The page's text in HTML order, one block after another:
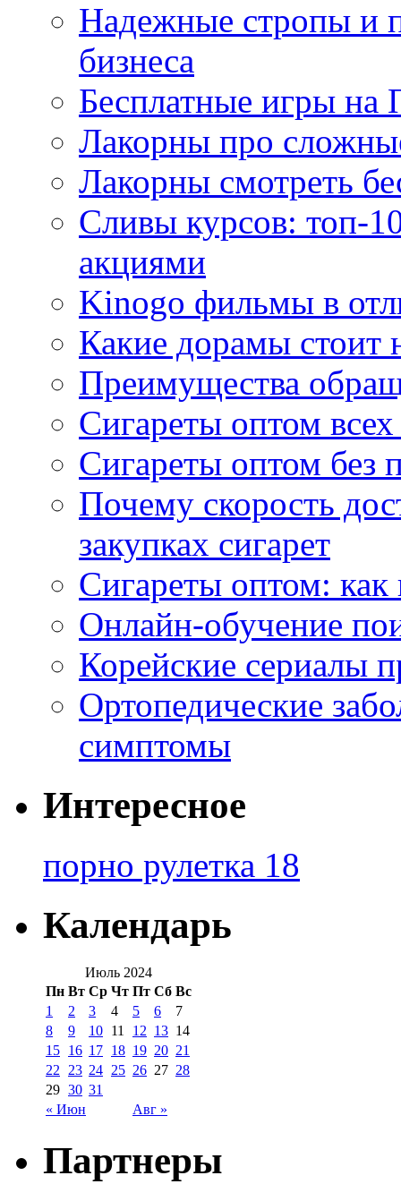
Надежные стропы и
бизнеса
Бесплатные игры на
Лакорны про
Лакорны смотреть
Сливы курсов: топ-
акциями
Kinogo фильмы в
Какие дорамы стоит
Преимущества
Сигареты оптом
Сигареты оптом без
Почему скорость
закупках сигарет
Сигареты оптом:
Онлайн-обучение
Корейские сериалы
Ортопедические
симптомы
Интересное
порно рулетка 18
Календарь
Июль 2024
Пн Вт Ср Чт Пт Сб Вс
« Июн Авг »
1 2 3 4 5 6
7
8
9 10 11 12 13 14
15 16 17 18 19 20 21
22
23 24 25 26 27 28
29 30 31
Партнеры